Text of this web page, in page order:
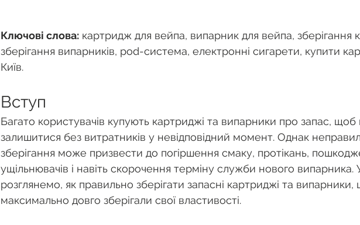
Ключові слова: картридж для вейпа, випарник для вейпа, зберігання
зберігання випарників, pod-система, електронні сигарети, купити
Київ.
Вступ
Багато користувачів купують картриджі та випарники про запас,
залишитися без витратників у невідповідний момент. Однак
зберігання може призвести до погіршення смаку, протікань,
ущільнювачів і навіть скорочення терміну служби нового випарника.
розглянемо, як правильно зберігати запасні картриджі та
максимально довго зберігали свої властивості.